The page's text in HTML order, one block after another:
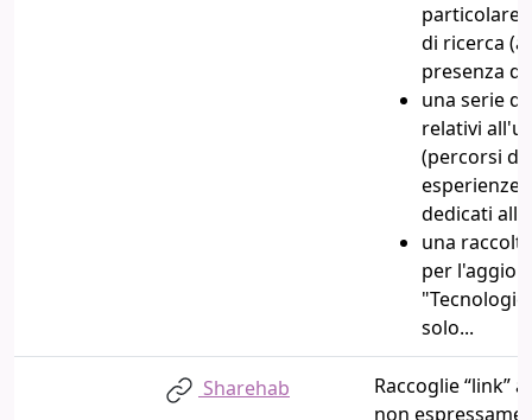
particolare
di ricerca (
presenza
una serie di
relativi
(percorsi
esperienze
dedicati alla
una
per
"
solo...
Sharehab
Raccoglie “link”
non